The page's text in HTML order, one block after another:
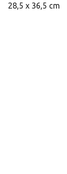
28,5 x 36,5 cm